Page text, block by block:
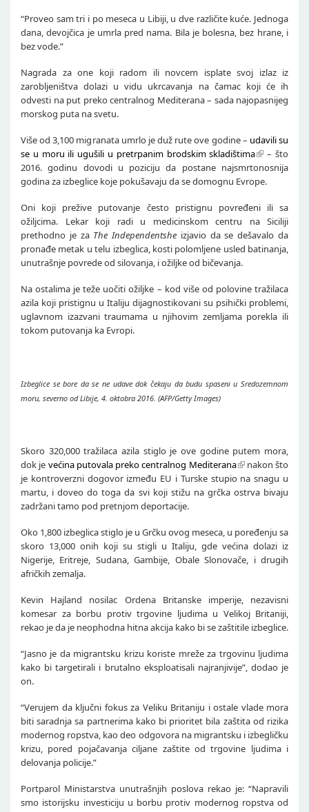
“Proveo sam tri i po meseca u Libiji, u dve različite kuće. Jednoga
dana, devojčica je umrla pred nama. Bila je bolesna, bez hrane, i
bez vode.”
Nagrada za one koji radom ili novcem isplate svoj izlaz iz
zarobljeništva dolazi u vidu ukrcavanja na čamac koji će ih
odvesti na put preko centralnog Mediterana – sada najopasnijeg
morskog puta na svetu.
Više od 3,100 migranata umrlo je duž rute ove godine – udavili su
se u moru ili ugušili u pretrpanim brodskim skladištima
– što
2016. godinu dovodi u poziciju da postane najsmrtonosnija
godina za izbeglice koje pokušavaju da se domognu Evrope.
Oni koji prežive putovanje često pristignu povređeni ili sa
ožiljcima. Lekar koji radi u medicinskom centru na Siciliji
prethodno je za The Independentshe izjavio da se dešavalo da
pronađe metak u telu izbeglica, kosti polomljene usled batinanja,
unutrašnje povrede od silovanja, i ožiljke od bičevanja.
Na ostalima je teže uočiti ožiljke – kod više od polovine tražilaca
azila koji pristignu u Italiju dijagnostikovani su psihički problemi,
uglavnom izazvani traumama u njihovim zemljama porekla ili
tokom putovanja ka Evropi.
Izbeglice se bore da se ne udave dok čekaju da budu spaseni u Sredozemnom
moru, severno od Libije, 4. oktobra 2016. (AFP/Getty Images)
Skoro 320,000 tražilaca azila stiglo je ove godine putem mora,
dok je većina putovala preko centralnog Mediterana
nakon što
je kontroverzni dogovor između EU i Turske stupio na snagu u
martu, i doveo do toga da svi koji stižu na grčka ostrva bivaju
zadržani tamo pod pretnjom deportacije.
Oko 1,800 izbeglica stiglo je u Grčku ovog meseca, u poređenju sa
skoro 13,000 onih koji su stigli u Italiju, gde većina dolazi iz
Nigerije, Eritreje, Sudana, Gambije, Obale Slonovače, i drugih
afričkih zemalja.
Kevin Hajland nosilac Ordena Britanske imperije, nezavisni
komesar za borbu protiv trgovine ljudima u Velikoj Britaniji,
rekao je da je neophodna hitna akcija kako bi se zaštitile izbeglice.
“Jasno je da migrantsku krizu koriste mreže za trgovinu ljudima
kako bi targetirali i brutalno eksploatisali najranjivije”, dodao je
on.
“Verujem da ključni fokus za Veliku Britaniju i ostale vlade mora
biti saradnja sa partnerima kako bi prioritet bila zaštita od rizika
modernog ropstva, kao deo odgovora na migrantsku i izbegličku
krizu, pored pojačavanja ciljane zaštite od trgovine ljudima i
delovanja policije.”
Portparol Ministarstva unutrašnjih poslova rekao je: “Napravili
smo istorijsku investiciju u borbu protiv modernog ropstva od